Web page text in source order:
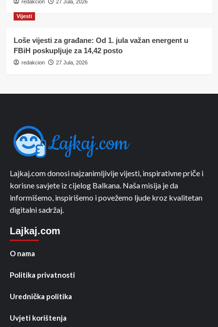
redakcion 27 Jula, 2026
Vijesti
Loše vijesti za građane: Od 1. jula važan energent u
FBiH poskupljuje za 14,42 posto
redakcion 27 Jula, 2026
Lajkaj.com donosi najzanimljivije vijesti, inspirativne priče i
korisne savjete iz cijelog Balkana. Naša misija je da
informišemo, inspirišemo i povežemo ljude kroz kvalitetan
digitalni sadržaj.
Lajkaj.com
O nama
Politika privatnosti
Urednička politika
Uvjeti korištenja